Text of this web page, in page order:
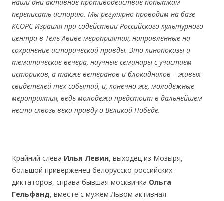
наши дни активное противодействие попыткам
переписать историю. Мы регулярно проводим на базе
КСОРС Израиля при содействии Российского культурного
центра в Тель-Авиве мероприятия, направленные на
сохранение исторической правды. Это кинопоказы и
тематические вечера, научные семинары с участием
историков, а также ветеранов и блокадников – живых
свидетелей тех событий, и, конечно же, молодежные
мероприятия, ведь молодежи предстоит в дальнейшем
нести сквозь века правду о Великой Победе.
Крайний слева Илья Левин, выходец из Мозыря,
большой приверженец белорусско-российских
диктаторов, справа бывшая москвичка Ольга
Гельфанд, вместе с мужем Львом активная